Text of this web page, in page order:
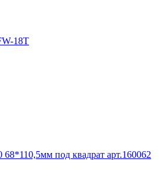
18T
под квадрат арт.160062